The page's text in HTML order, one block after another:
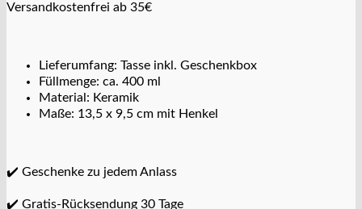
Versandkostenfrei ab 35€
Lieferumfang: Tasse inkl. Geschenkbox
Füllmenge: ca. 400 ml
Material: Keramik
Maße: 13,5 x 9,5 cm mit Henkel
✔️ Geschenke zu jedem Anlass
✔️ Gratis-Rücksendung 30 Tage